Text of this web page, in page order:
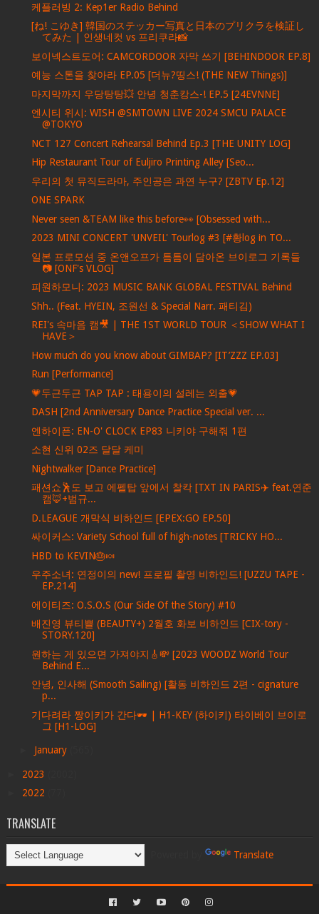
케플러빙 2: Kep1er Radio Behind
[ね! こゆき] 韓国のステッカー写真と日本のプリクラを検証し
てみた | 인생네컷 vs 프리쿠라📸
보이넥스트도어: CAMCORDOOR 자막 쓰기 [BEHINDOOR EP.8]
예능 스톤을 찾아라 EP.05 [더뉴?띵스! (THE NEW Things)]
마지막까지 우당탕탕💥 안녕 청춘캉스-! EP.5 [24EVNNE]
엔시티 위시: WISH @SMTOWN LIVE 2024 SMCU PALACE
@TOKYO
NCT 127 Concert Rehearsal Behind Ep.3 [THE UNITY LOG]
Hip Restaurant Tour of Euljiro Printing Alley [Seo...
우리의 첫 뮤직드라마, 주인공은 과연 누구? [ZBTV Ep.12]
ONE SPARK
Never seen &TEAM like this before👀 [Obsessed with...
2023 MINI CONCERT 'UNVEIL' Tourlog #3 [#황log in TO...
일본 프로모션 중 온앤오프가 틈틈이 담아온 브이로그 기록들
📷 [ONF's VLOG]
피원하모니: 2023 MUSIC BANK GLOBAL FESTIVAL Behind
Shh.. (Feat. HYEIN, 조원선 & Special Narr. 패티김)
REI's 속마음 캠🎥 | THE 1ST WORLD TOUR ＜SHOW WHAT I
HAVE＞
How much do you know about GIMBAP? [IT’ZZZ EP.03]
Run [Performance]
💗두근두근 TAP TAP : 태용이의 설레는 외출💗
DASH [2nd Anniversary Dance Practice Special ver. ...
엔하이픈: EN-O' CLOCK EP83 니키야 구해줘 1편
소현 신위 02즈 달달 케미
Nightwalker [Dance Practice]
패션쇼🕺도 보고 에펠탑 앞에서 찰칵 [TXT IN PARIS✈️ feat.연준
캠🦊+범규...
D.LEAGUE 개막식 비하인드 [EPEX:GO EP.50]
싸이커스: Variety School full of high-notes [TRICKY HO...
HBD to KEVIN🎂🍬
우주소녀: 연정이의 new! 프로필 촬영 비하인드! [UZZU TAPE -
EP.214]
에이티즈: O.S.O.S (Our Side Of the Story) #10
배진영 뷰티쁠 (BEAUTY+) 2월호 화보 비하인드 [CIX-tory -
STORY.120]
원하는 게 있으면 가져야지🎸💸 [2023 WOODZ World Tour
Behind E...
안녕, 인사해 (Smooth Sailing) [활동 비하인드 2편 - cignature
p...
기다려라 짱이키가 간다🕶️ | H1-KEY (하이키) 타이베이 브이로
그 [H1-LOG]
January
2023
2022
TRANSLATE
Translate